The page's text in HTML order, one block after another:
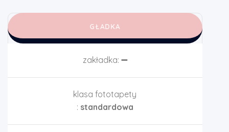
GŁADKA
zakładka: ➖
klasa fototapety
: standardowa